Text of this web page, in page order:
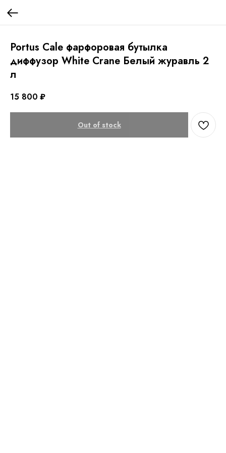
Portus Cale фарфоровая бутылка
диффузор White Crane Белый журавль 2
л
15 800 ₽
Out of stock